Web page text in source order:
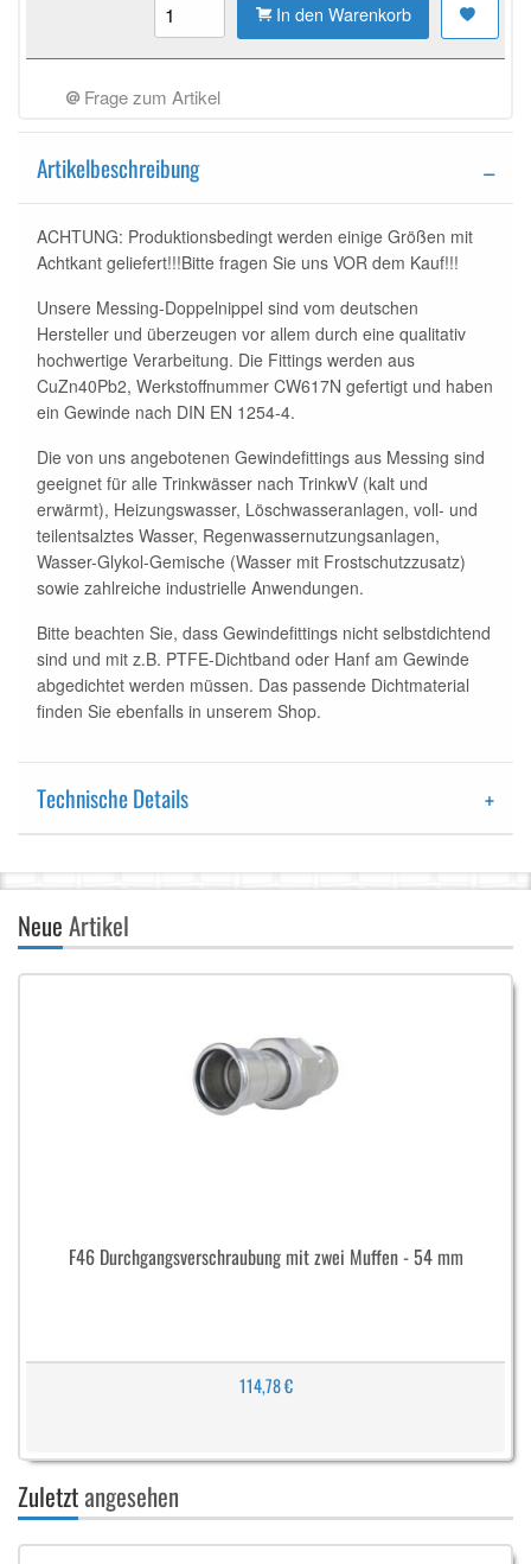
In den Warenkorb
Frage zum Artikel
Artikelbeschreibung
ACHTUNG: Produktionsbedingt werden einige Größen mit
Achtkant geliefert!!!Bitte fragen Sie uns VOR dem Kauf!!!
Unsere Messing-Doppelnippel sind vom deutschen
Hersteller und überzeugen vor allem durch eine qualitativ
hochwertige Verarbeitung. Die Fittings werden aus
CuZn40Pb2, Werkstoffnummer CW617N gefertigt und haben
ein Gewinde nach DIN EN 1254-4.
Die von uns angebotenen Gewindefittings aus Messing sind
geeignet für alle Trinkwässer nach TrinkwV (kalt und
erwärmt), Heizungswasser, Löschwasseranlagen, voll- und
teilentsalztes Wasser, Regenwassernutzungsanlagen,
Wasser-Glykol-Gemische (Wasser mit Frostschutzzusatz)
sowie zahlreiche industrielle Anwendungen.
Bitte beachten Sie, dass Gewindefittings nicht selbstdichtend
sind und mit z.B. PTFE-Dichtband oder Hanf am Gewinde
abgedichtet werden müssen. Das passende Dichtmaterial
finden Sie ebenfalls in unserem Shop.
Technische Details
NeueArtikel
F46 Durchgangsverschraubung mit zwei Muffen - 54 mm
114,78 €
Zuletztangesehen